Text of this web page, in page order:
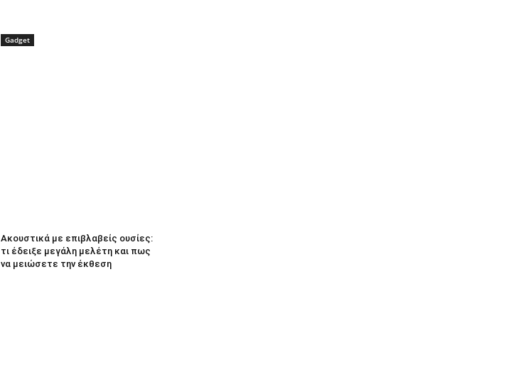
Gadget
Ακουστικά με επιβλαβείς ουσίες:
τι έδειξε μεγάλη μελέτη και πως
να μειώσετε την έκθεση